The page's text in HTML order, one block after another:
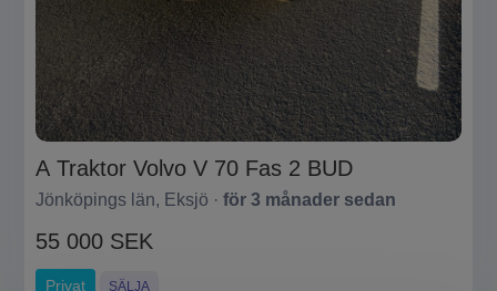
A Traktor Volvo V 70 Fas 2 BUD
Jönköpings län, Eksjö · för 3 månader sedan
55 000 SEK
Privat SÄLJA